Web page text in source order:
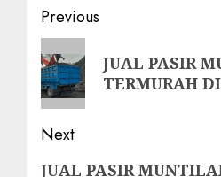
Post
navigation
Previous
Previous
post:
JUAL PASIR
TERMURAH
Next
Next
JUAL PASIR